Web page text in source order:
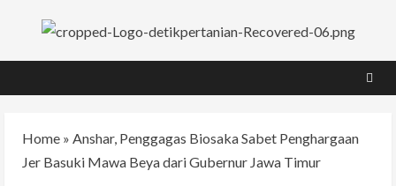
content
Home » Anshar, Penggagas Biosaka Sabet Penghargaan
Jer Basuki Mawa Beya dari Gubernur Jawa Timur